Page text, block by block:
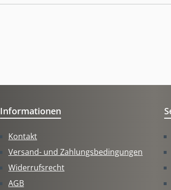
Informationen
Kontakt
Versand- und Zahlungsbedingungen
Widerrufsrecht
AGB